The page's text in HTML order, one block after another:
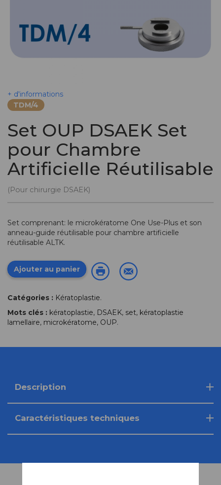
+ d'informations
TDM/4
Set OUP DSAEK Set
pour Chambre
Artificielle Réutilisable
(Pour chirurgie DSAEK)
Set comprenant: le microkératome One Use-Plus et son
anneau-guide réutilisable pour chambre artificielle
réutilisable ALTK.
Ajouter au panier
Catégories : Kératoplastie.
Mots clés : kératoplastie, DSAEK, set, kératoplastie
lamellaire, microkératome, OUP.
Description
Caractéristiques techniques